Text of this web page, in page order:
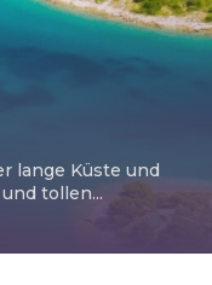
lange Küste und
tollen...